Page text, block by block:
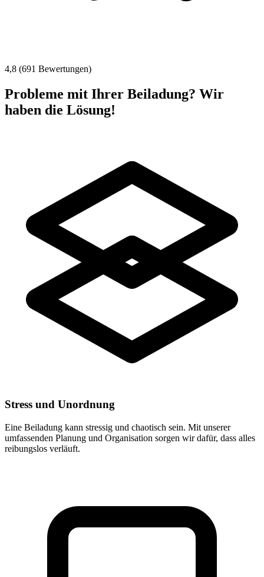
4,8 (691 Bewertungen)
Probleme mit Ihrer Beiladung? Wir
haben die Lösung!
Stress und Unordnung
Eine Beiladung kann stressig und chaotisch sein. Mit unserer
umfassenden Planung und Organisation sorgen wir dafür, dass alles
reibungslos verläuft.